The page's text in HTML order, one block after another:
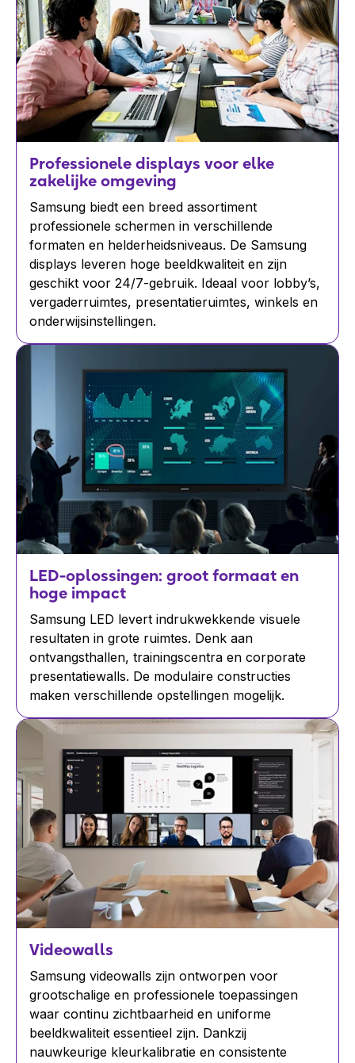
Professionele displays voor elke
zakelijke omgeving
Samsung biedt een breed assortiment
professionele schermen in verschillende
formaten en helderheidsniveaus. De Samsung
displays leveren hoge beeldkwaliteit en zijn
geschikt voor 24/7-gebruik. Ideaal voor lobby’s,
vergaderruimtes, presentatieruimtes, winkels en
onderwijsinstellingen.
LED-oplossingen: groot formaat en
hoge impact
Samsung LED levert indrukwekkende visuele
resultaten in grote ruimtes. Denk aan
ontvangsthallen, trainingscentra en corporate
presentatiewalls. De modulaire constructies
maken verschillende opstellingen mogelijk.
Videowalls
Samsung videowalls zijn ontworpen voor
grootschalige en professionele toepassingen
waar continu zichtbaarheid en uniforme
beeldkwaliteit essentieel zijn. Dankzij
nauwkeurige kleurkalibratie en consistente